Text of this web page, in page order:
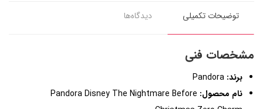
توضیحات تکمیلی دیدگاه‌ها
مشخصات فنی
برند:
نام محصول: Pandora Disney The Nightmare Before